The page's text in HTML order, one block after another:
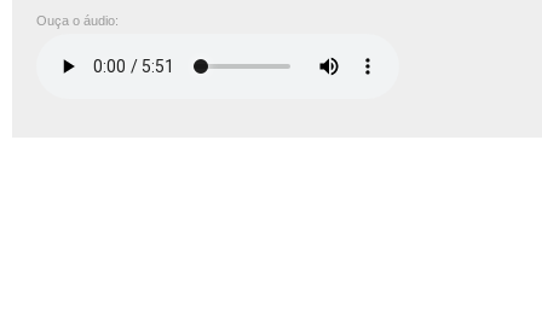
Ouça o áudio: